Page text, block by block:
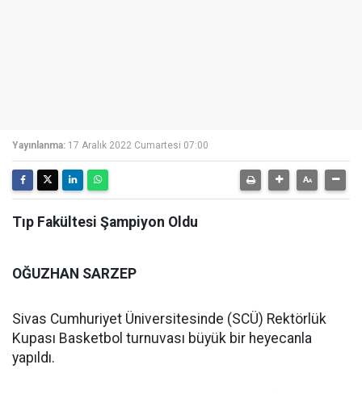
Yayınlanma: 17 Aralık 2022 Cumartesi 07:00
Tıp Fakültesi Şampiyon Oldu
OĞUZHAN SARZEP
Sivas Cumhuriyet Üniversitesinde (SCÜ) Rektörlük
Kupası Basketbol turnuvası büyük bir heyecanla
yapıldı.